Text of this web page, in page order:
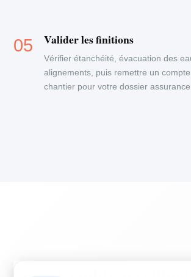
Valider les finitions
Vérifier étanchéité, évacuation des
alignements, puis remettre un
chantier pour votre dossier assurance.